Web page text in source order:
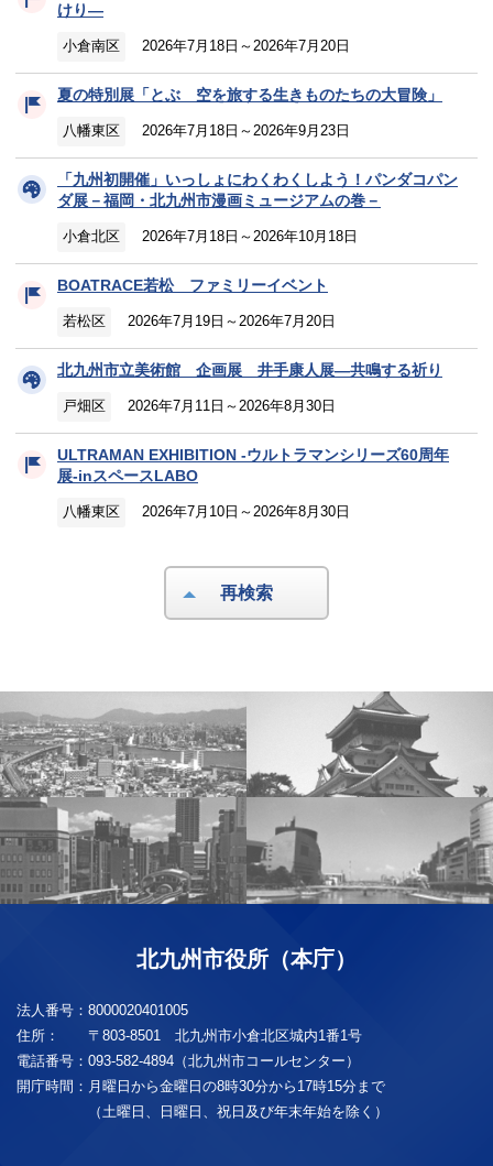
けり―
小倉南区 2026年7月18日～2026年7月20日
夏の特別展「とぶ 空を旅する生きものたちの大冒険」
八幡東区 2026年7月18日～2026年9月23日
「九州初開催」いっしょにわくわくしよう！パンダコパン
ダ展－福岡・北九州市漫画ミュージアムの巻－
小倉北区 2026年7月18日～2026年10月18日
BOATRACE若松 ファミリーイベント
若松区 2026年7月19日～2026年7月20日
北九州市立美術館 企画展 井手康人展―共鳴する祈り
戸畑区 2026年7月11日～2026年8月30日
ULTRAMAN EXHIBITION -ウルトラマンシリーズ60周年
展-inスペースLABO
八幡東区 2026年7月10日～2026年8月30日
再検索
北九州市役所（本庁）
法人番号： 8000020401005
住所：
〒803-8501 北九州市小倉北区城内1番1号
電話番号： 093-582-4894（北九州市コールセンター）
開庁時間： 月曜日から金曜日の8時30分から17時15分まで
（土曜日、日曜日、祝日及び年末年始を除く）